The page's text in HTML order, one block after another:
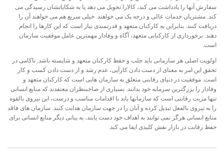
سفارش آنها را یادداشت می کند، کالارا تحویل می دهد یا به شکایاتشان رسیدگی می
کند. مشتریان خدمات عالی و درجه یک می خواهند. خیلی سریع هم می خواهند آن را
دریافت کنند. بنابراین به کارکنان متعهد و قدرتمندی نیاز است که این کارها را انجام
دهند. برخورداری از کارکنانی متعهد، آگاه و وفادار مهمترین عامل موفقیت سازمان
است.
اولویت اصلی هر سازمانی باید جلب و حفظ کارکنان متعهد و شایسته باشد. ناکامی در
تحقق این امر به معنای از دست دادن کارآیی، عدم رشد و از دست دادن کسب و کار
است. موفقیت در دنیای رقابتی متعلق به سازمان هایی است که کارکنان متعهد و
وفادار را بزرگترین سرمایه خود بدانند. بسیاری از صاحبنظران معتقدند که منابع انسانی
تنها مزیت رقابتی است که سازمانها باید با اقدامات مناسب و درست، این نیروی بالقوه
را به نیروی بالفعل تبدیل کرده و آنان را در جهت سازمان هدایت کنند. سازمان های فاقد
منابع انسانی هرگز نمی توانند به اهداف خود دست یابند، به بیانی دیگر منابع انسانی برای
حفظ رقابت در بازار نقش کلیدی ایفا می کند.